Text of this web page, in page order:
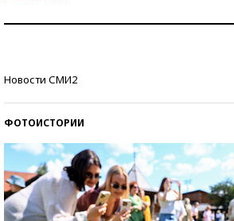
Новости СМИ2
ФОТОИСТОРИИ